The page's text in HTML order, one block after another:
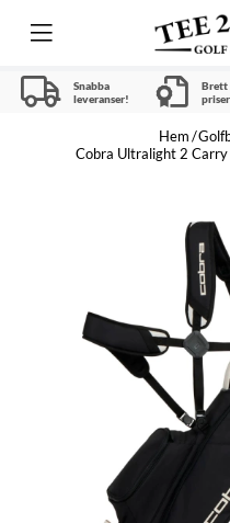
Snabba
leveranser!
Brett
Hem
Cobra Ultralight 2